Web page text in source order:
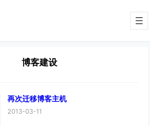
博客建设
再次迁移博客主机
2013-03-11